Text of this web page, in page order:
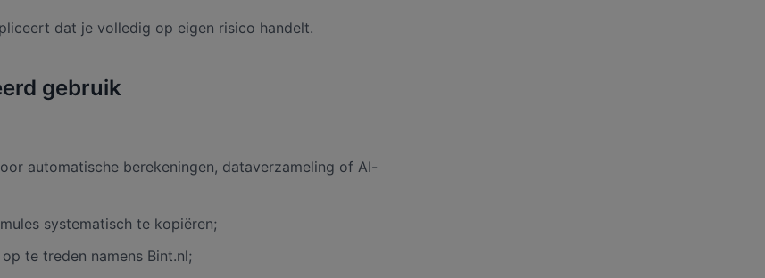
dat je volledig op eigen risico handelt.
gebruik
automatische berekeningen, dataverzameling of AI-
systematisch te kopiëren;
te treden namens Bint.nl;